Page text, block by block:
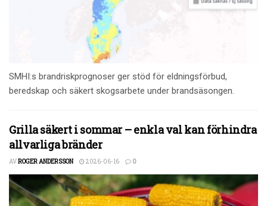
SMHI:s brandriskprognoser ger stöd för eldningsförbud,
beredskap och säkert skogsarbete under brandsäsongen.
Grilla säkert i sommar – enkla val kan förhindra
allvarliga bränder
AVROGER ANDERSSON 2026-06-16 0